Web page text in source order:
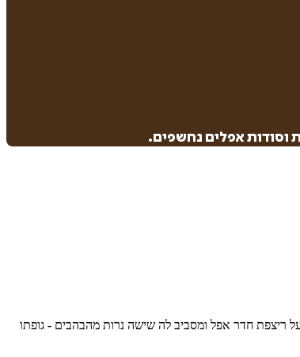
וסודות אפלים נחשפים.
על ריצפת חדר אפל ומסביב לה שישה נרות מהבהבים - גופתו